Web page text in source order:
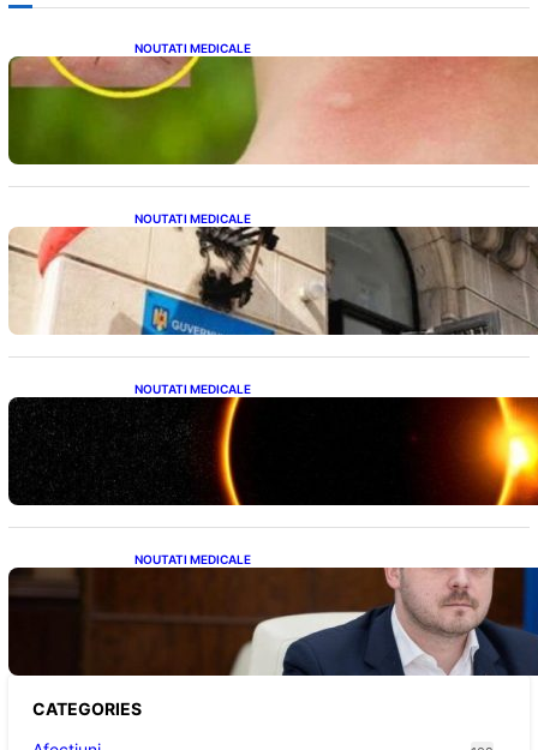
NOUTATI MEDICALE
Cum bacteriile pielii influențează atracția
țânțarilor: O nouă viziune asupra alegerii
NOUTATI MEDICALE
Investiția Ministerului Sănătății: 174 de
milioane de lei pentru modernizarea
sistemului sanitar din România
NOUTATI MEDICALE
Eclipsa de Soare din august 2026: Un
Spectacol Astronomic Pe Cerul României
NOUTATI MEDICALE
Impactul Tăierii Energetice asupra Producției
de Medicamente: Avertismentul lui
Alexandru Rogobete către Guvernul
CATEGORIES